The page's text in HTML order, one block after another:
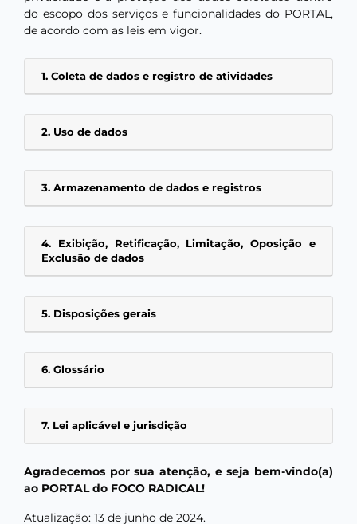
do escopo dos serviços e funcionalidades do PORTAL,
de acordo com as leis em vigor.
1. Coleta de dados e registro de atividades
2. Uso de dados
3. Armazenamento de dados e registros
4. Exibição, Retificação, Limitação, Oposição e
Exclusão de dados
5. Disposições gerais
6. Glossário
7. Lei aplicável e jurisdição
Agradecemos por sua atenção, e seja bem-vindo(a)
ao PORTAL do FOCO RADICAL!
Atualização: 13 de junho de 2024.